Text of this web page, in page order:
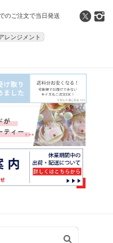
のご注文で当日発送
レンジメント